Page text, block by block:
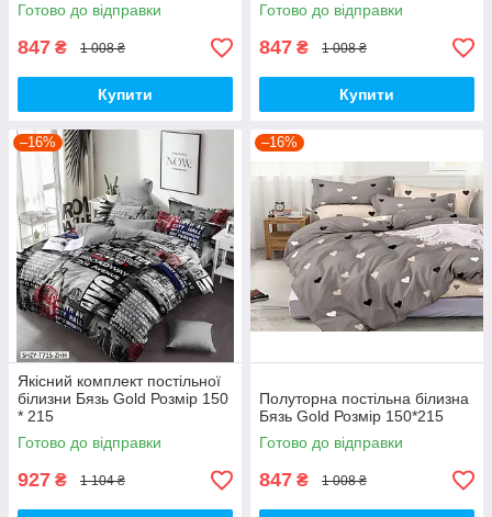
Готово до відправки
847 ₴ 1 008 ₴
Купити
Готово до відправки
847 ₴ 1 008 ₴
Купити
–16%
Якісний комплект постільної
білизни Бязь Gold Розмір 150
* 215
Готово до відправки
927 ₴ 1 104 ₴
–16%
Полуторна постільна білизна
Бязь Gold Розмір 150*215
Готово до відправки
847 ₴ 1 008 ₴